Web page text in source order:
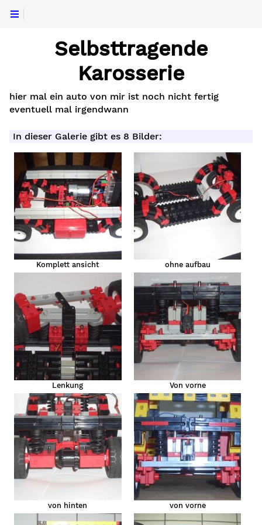
Selbsttragende
Karosserie
hier mal ein auto von mir ist noch nicht fertig
eventuell mal irgendwann
In dieser Galerie gibt es 8 Bilder:
Komplett ansicht ohne aufbau
Lenkung Von vorne
von hinten von vorne